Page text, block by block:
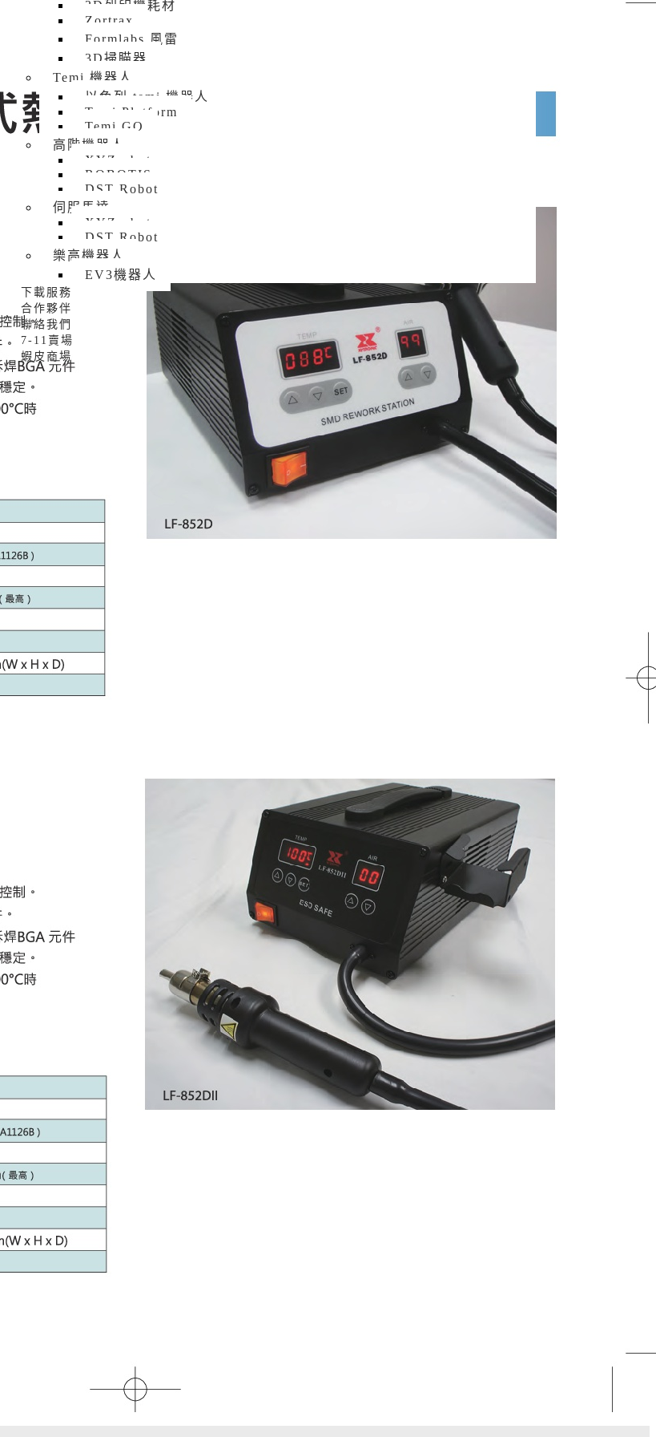
3D列印機耗材
Zortrax
Formlabs 風雷
3D掃瞄器
Temi 機器人
以色列 temi 機器人
Temi Platform
Temi GO
高階機器人
XYZrobot
ROBOTIS
DST Robot
伺服馬達
XYZrobot
DST Robot
樂高機器人
EV3機器人
下載服務
合作夥伴
聯絡我們
7-11賣場
蝦皮商場